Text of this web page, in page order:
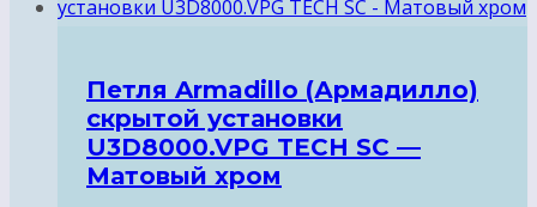
Петля Armadillo (Армадилло)
скрытой установки
U3D8000.VPG TECH SC —
Матовый хром